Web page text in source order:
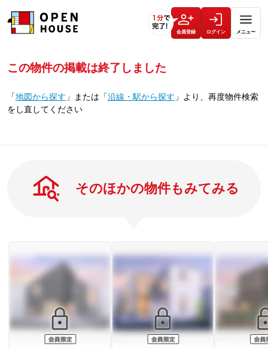
会員登録 ログイン メニュー
この物件の掲載は終了しました
「地図から探す 」 または 「沿線・駅から探す 」 より、再度物件検索
をし直してください
そのほかの物件もみてみる